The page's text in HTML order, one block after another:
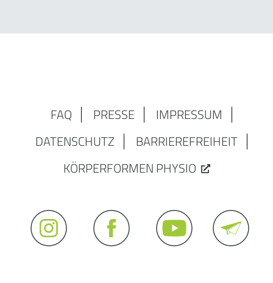
FAQ PRESSE
IMPRESSUM
DATENSCHUTZ
BARRIEREFREIHEIT
KÖRPERFORMEN PHYSIO